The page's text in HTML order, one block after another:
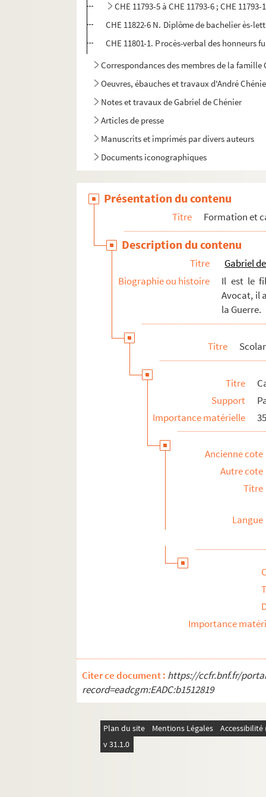
CHE 11793-5 à CHE 11793-6 ; CHE
CHE 11822-6 N. Diplôme de bachelier ès-
CHE 11801-1. Procès-verbal des honneurs
Correspondances des membres de la
Oeuvres, ébauches et travaux d'André
Notes et travaux de Gabriel de Chénier
Articles de presse
Manuscrits et imprimés par divers auteurs
Documents iconographiques
Présentation du contenu
Titre Formation et
Description du contenu
Titre
Gabriel
Biographie ou histoire
Il est le
Avocat, il
la Guerre.
Titre
Titre
Support
Importance matérielle
Ancienne cote
Autre cote
Titre
Langue
Importance
Citer ce document : https://ccfr.bnf.fr/
record=eadcgm:EADC:b1512819
Plan du site Mentions Légales
v 31.1.0